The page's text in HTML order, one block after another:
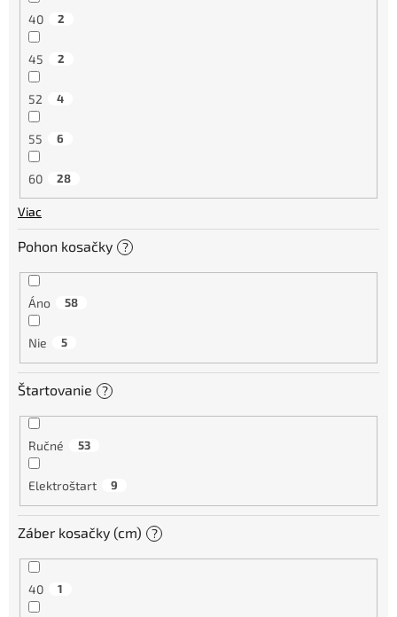
40 2
45 2
52 4
55 6
60 28
Viac
Pohon kosačky ?
Áno 58
Nie 5
Štartovanie ?
Ručné 53
Elektroštart 9
Záber kosačky (cm) ?
40 1